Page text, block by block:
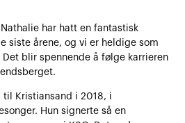
har hatt en fantastisk
siste årene, og vi er heldige som
blir spennende å følge karrieren
til Kristiansand i 2018, i
Hun signerte så en